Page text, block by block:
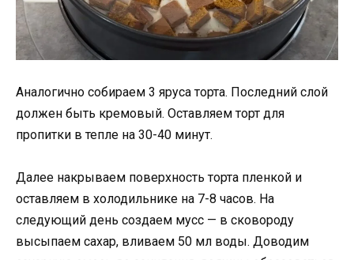
Аналогично собираем 3 яруса торта. Последний слой
должен быть кремовый. Оставляем торт для
пропитки в тепле на 30-40 минут.
Далее накрываем поверхность торта пленкой и
оставляем в холодильнике на 7-8 часов. На
следующий день создаем мусс — в сковороду
высыпаем сахар, вливаем 50 мл воды. Доводим